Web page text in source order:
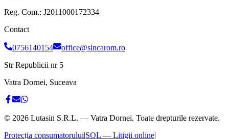
Reg. Com.: J2011000172334
Contact
0756140154
office@sincarom.ro
Str Republicii nr 5
Vatra Dornei, Suceava
© 2026 Lutasin S.R.L. — Vatra Dornei. Toate drepturile rezervate.
Protecția consumatorului|SOL — Litigii online|